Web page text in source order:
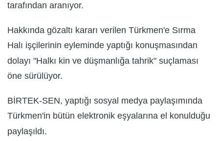
tarafından aranıyor.
Hakkında gözaltı kararı verilen Türkmen'e Sırma
Halı işçilerinin eyleminde yaptığı konuşmasından
dolayı "Halkı kin ve düşmanlığa tahrik" suçlaması
öne sürülüyor.
BİRTEK-SEN, yaptığı sosyal medya paylaşımında
Türkmen'in bütün elektronik eşyalarına el konulduğu
paylaşıldı.